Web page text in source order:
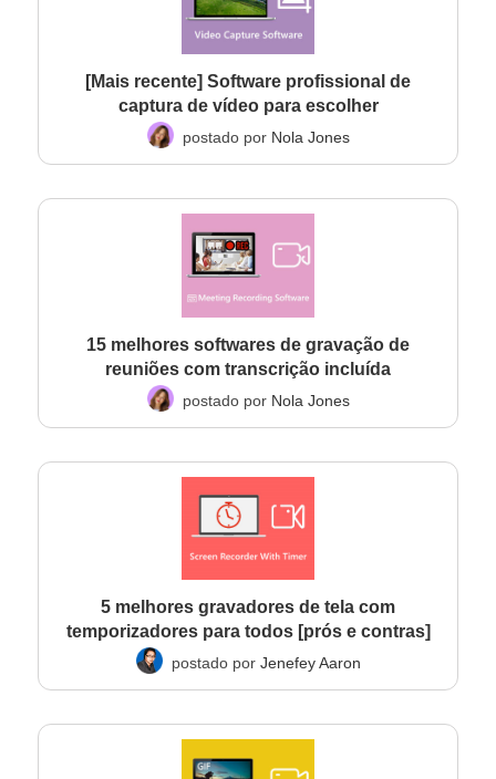
[Mais recente] Software profissional de
captura de vídeo para escolher
postado por Nola Jones
15 melhores softwares de gravação de
reuniões com transcrição incluída
postado por Nola Jones
5 melhores gravadores de tela com
temporizadores para todos [prós e contras]
postado por Jenefey Aaron